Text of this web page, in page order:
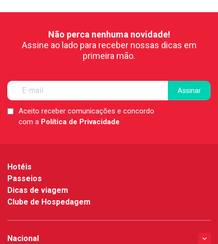
Não perca nenhuma novidade!
Assine ao lado para receber nossas dicas em
primeira mão.
LGPDAceito receber comunicações e concordo
com a Política de Privacidade
Hotéis
Passeios
Dicas de viagem
Clube de Hospedagem
Nacional